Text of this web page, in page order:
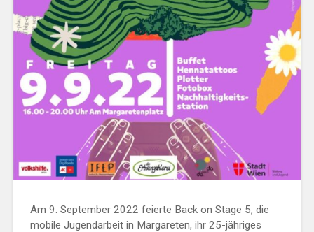
Am 9. September 2022 feierte Back on Stage 5, die
mobile Jugendarbeit in Margareten, ihr 25-jähriges